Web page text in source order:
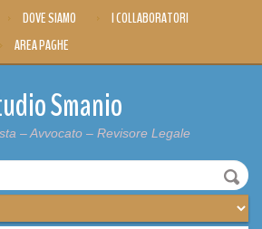
DOVE SIAMO
I COLLABORATORI
AREA PAGHE
Smanio
– Avvocato – Revisore Legale